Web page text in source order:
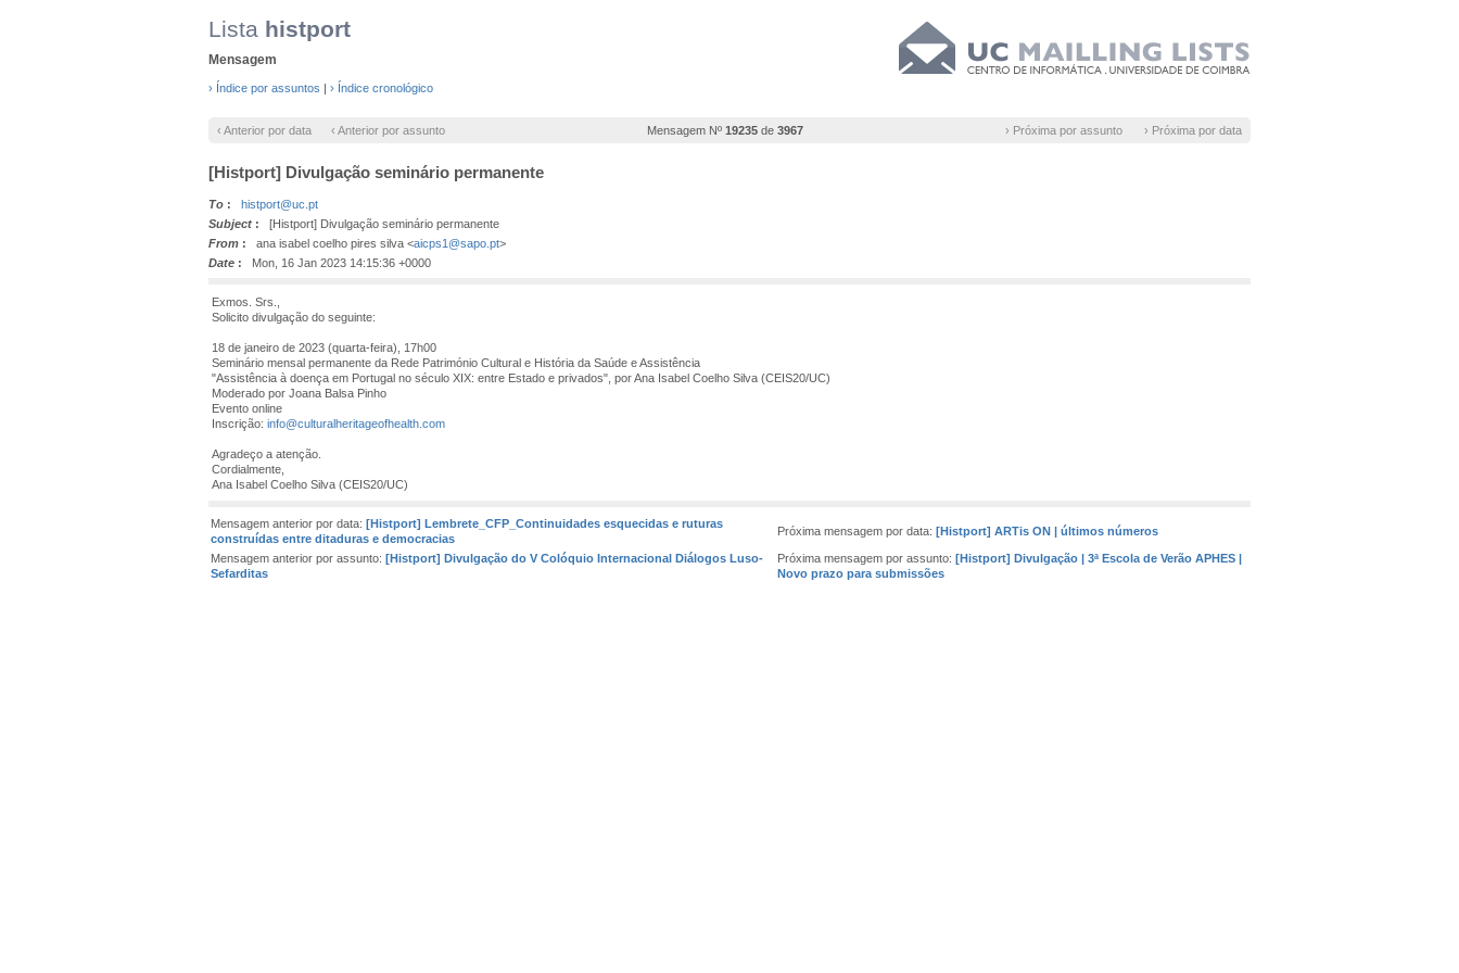
Lista histport
Mensagem
› Índice por assuntos | › Índice cronológico
‹ Anterior por data ‹ Anterior por assunto Mensagem Nº 19235 de 3967 › Próxima por assunto › Próxima por data
[Histport] Divulgação seminário permanente
To :
histport@uc.pt
Subject : [Histport] Divulgação seminário permanente
From : ana isabel coelho pires silva <aicps1@sapo.pt>
Date : Mon, 16 Jan 2023 14:15:36 +0000
Exmos. Srs.,
Solicito divulgação do seguinte:
18 de janeiro de 2023 (quarta-feira), 17h00
Seminário mensal permanente da Rede Património Cultural e História da Saúde e Assistência
"Assistência à doença em Portugal no século XIX: entre Estado e privados", por Ana Isabel Coelho Silva (CEIS20/UC)
Moderado por Joana Balsa Pinho
Evento online
Inscrição: info@culturalheritageofhealth.com
Agradeço a atenção.
Cordialmente,
Ana Isabel Coelho Silva (CEIS20/UC)
Mensagem anterior por data: [Histport] Lembrete_CFP_Continuidades esquecidas e ruturas
construídas entre ditaduras e democracias
Próxima mensagem por data: [Histport] ARTis ON | últimos números
Mensagem anterior por assunto: [Histport] Divulgação do V Colóquio Internacional Diálogos Luso-
Sefarditas
Próxima mensagem por assunto: [Histport] Divulgação | 3ª Escola de Verão APHES |
Novo prazo para submissões